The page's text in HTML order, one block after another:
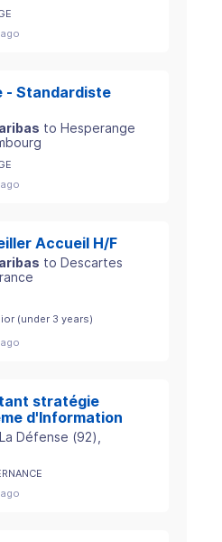
- Standardiste
to Hesperange
Accueil H/F
to Descartes
(under 3 years)
stratégie
d'Information
La Défense (92)